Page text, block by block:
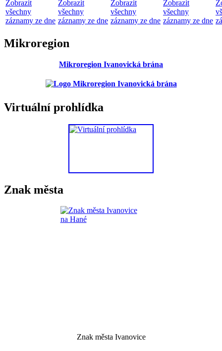
Zobrazit
všechny
záznamy ze dne
Zobrazit
všechny
záznamy ze dne
Zobrazit
všechny
záznamy ze dne
Zobrazit
všechny
záznamy ze dne
Mikroregion
Mikroregion Ivanovická brána
Virtuální prohlídka
Znak města
Znak města Ivanovice